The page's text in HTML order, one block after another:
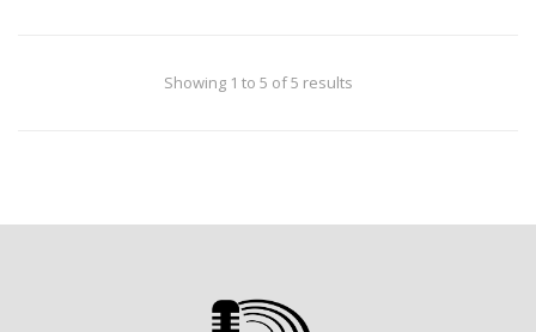
de 2011. Jordi Estadella recorda el
que escoltava de petit, com va
Showing 1 to 5 of 5 results